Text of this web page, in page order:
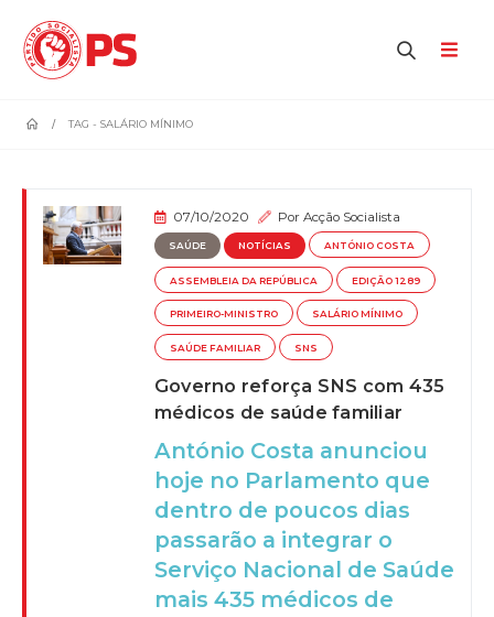
TAG - SALÁRIO MÍNIMO
07/10/2020 PorAcção Socialista
SAÚDE NOTÍCIAS ANTÓNIO COSTA
ASSEMBLEIA DA REPÚBLICA EDIÇÃO 1289
PRIMEIRO-MINISTRO SALÁRIO MÍNIMO
SAÚDE FAMILIAR SNS
Governo reforça SNS com 435
médicos de saúde familiar
António Costa anunciou
hoje no Parlamento que
dentro de poucos dias
passarão a integrar o
Serviço Nacional de Saúde
mais 435 médicos de